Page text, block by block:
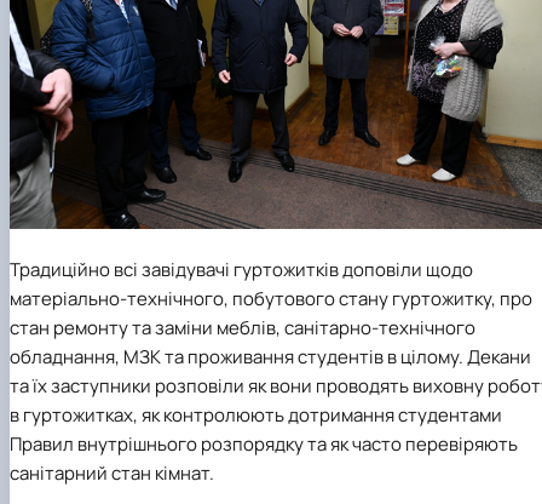
Традиційно всі завідувачі гуртожитків доповіли щодо
матеріально-технічного, побутового стану гуртожитку, про
стан ремонту та заміни меблів, санітарно-технічного
обладнання, МЗК та проживання студентів в цілому. Декани
та їх заступники розповіли як вони проводять виховну
в гуртожитках, як контролюють дотримання студентами
Правил внутрішнього розпорядку та як часто перевіряють
санітарний стан кімнат.